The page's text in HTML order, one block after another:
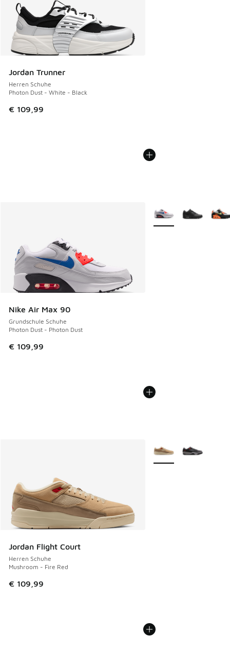
Jordan Trunner
Herren Schuhe
Photon Dust - White - Black
€ 109,99
Nike Air Max 90
Grundschule Schuhe
Photon Dust - Photon Dust
€ 109,99
Weitere Farben
Jordan Flight Court
Herren Schuhe
Mushroom - Fire Red
€ 109,99
Weitere Farben